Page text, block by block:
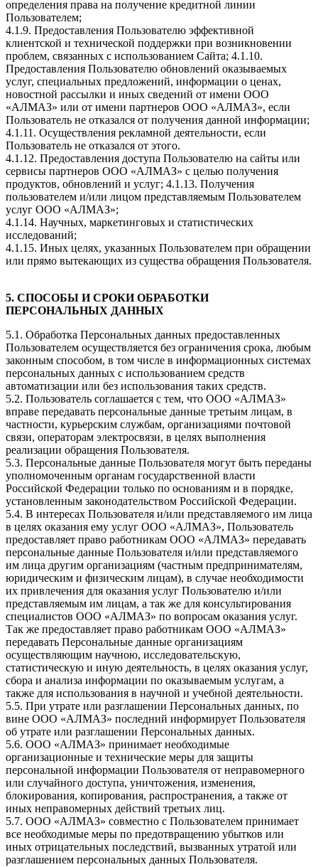
определения права на получение кредитной линии
Пользователем;
4.1.9. Предоставления Пользователю эффективной
клиентской и технической поддержки при возникновении
проблем, связанных с использованием Сайта; 4.1.10.
Предоставления Пользователю обновлений оказываемых
услуг, специальных предложений, информации о ценах,
новостной рассылки и иных сведений от имени ООО
«АЛМАЗ» или от имени партнеров ООО «АЛМАЗ», если
Пользователь не отказался от получения данной информации;
4.1.11. Осуществления рекламной деятельности, если
Пользователь не отказался от этого.
4.1.12. Предоставления доступа Пользователю на сайты или
сервисы партнеров ООО «АЛМАЗ» с целью получения
продуктов, обновлений и услуг; 4.1.13. Получения
пользователем и/или лицом представляемым Пользователем
услуг ООО «АЛМАЗ»;
4.1.14. Научных, маркетинговых и статистических
исследований;
4.1.15. Иных целях, указанных Пользователем при обращении
или прямо вытекающих из существа обращения Пользователя.
5. СПОСОБЫ И СРОКИ ОБРАБОТКИ
ПЕРСОНАЛЬНЫХ ДАННЫХ
5.1. Обработка Персональных данных предоставленных
Пользователем осуществляется без ограничения срока, любым
законным способом, в том числе в информационных системах
персональных данных с использованием средств
автоматизации или без использования таких средств.
5.2. Пользователь соглашается с тем, что ООО «АЛМАЗ»
вправе передавать персональные данные третьим лицам, в
частности, курьерским службам, организациями почтовой
связи, операторам электросвязи, в целях выполнения
реализации обращения Пользователя.
5.3. Персональные данные Пользователя могут быть переданы
уполномоченным органам государственной власти
Российской Федерации только по основаниям и в порядке,
установленным законодательством Российской Федерации.
5.4. В интересах Пользователя и/или представляемого им лица
в целях оказания ему услуг ООО «АЛМАЗ», Пользователь
предоставляет право работникам ООО «АЛМАЗ» передавать
персональные данные Пользователя и/или представляемого
им лица другим организациям (частным предпринимателям,
юридическим и физическим лицам), в случае необходимости
их привлечения для оказания услуг Пользователю и/или
представляемым им лицам, а так же для консультирования
специалистов ООО «АЛМАЗ» по вопросам оказания услуг.
Так же предоставляет право работникам ООО «АЛМАЗ»
передавать Персональные данные организациям
осуществляющим научною, исследовательскую,
статистическую и иную деятельность, в целях оказания услуг,
сбора и анализа информации по оказываемым услугам, а
также для использования в научной и учебной деятельности.
5.5. При утрате или разглашении Персональных данных, по
вине ООО «АЛМАЗ» последний информирует Пользователя
об утрате или разглашении Персональных данных.
5.6. ООО «АЛМАЗ» принимает необходимые
организационные и технические меры для защиты
персональной информации Пользователя от неправомерного
или случайного доступа, уничтожения, изменения,
блокирования, копирования, распространения, а также от
иных неправомерных действий третьих лиц.
5.7. ООО «АЛМАЗ» совместно с Пользователем принимает
все необходимые меры по предотвращению убытков или
иных отрицательных последствий, вызванных утратой или
разглашением персональных данных Пользователя.